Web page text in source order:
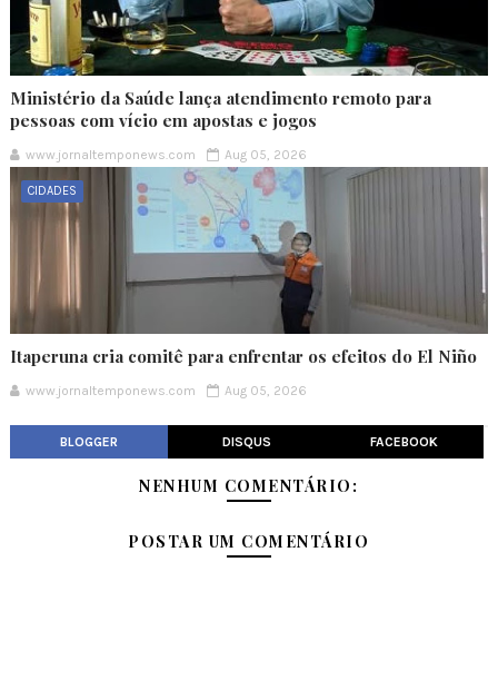
Ministério da Saúde lança atendimento remoto para
pessoas com vício em apostas e jogos
www.jornaltemponews.com Aug 05, 2026
CIDADES
Itaperuna cria comitê para enfrentar os efeitos do El Niño
www.jornaltemponews.com Aug 05, 2026
BLOGGER DISQUS FACEBOOK
NENHUM COMENTÁRIO:
POSTAR UM COMENTÁRIO